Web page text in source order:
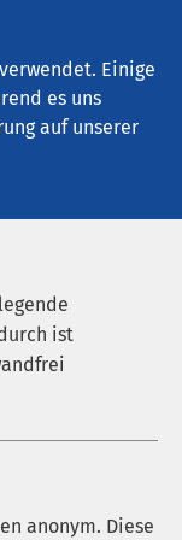
Einige
es uns
auf unserer
ist
anonym. Diese